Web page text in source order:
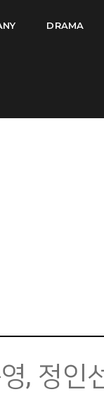
DRAMA
, 정인